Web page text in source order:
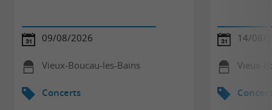
09/08/2026
Vieux-Boucau-les-Bains
Concerts
14/08/
Vieux-